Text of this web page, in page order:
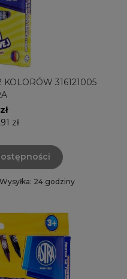
316121005
zł
Wysyłka: 24 godziny